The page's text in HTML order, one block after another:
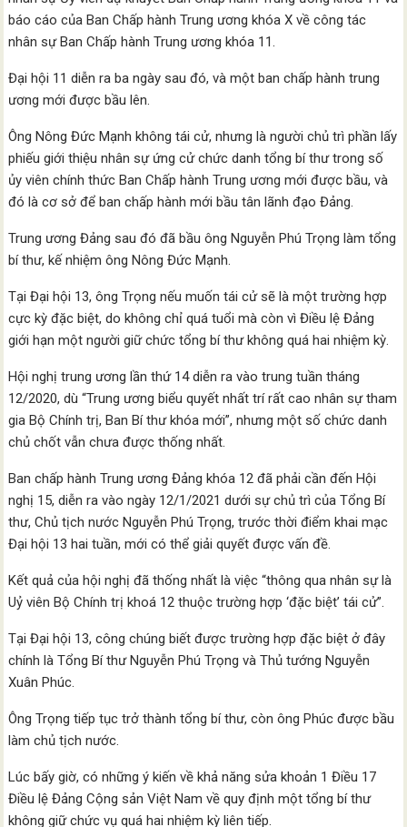
báo cáo của Ban Chấp hành Trung ương khóa X về công tác
nhân sự Ban Chấp hành Trung ương khóa 11.
Đại hội 11 diễn ra ba ngày sau đó, và một ban chấp hành trung
ương mới được bầu lên.
Ông Nông Đức Mạnh không tái cử, nhưng là người chủ trì phần lấy
phiếu giới thiệu nhân sự ứng cử chức danh tổng bí thư trong số
ủy viên chính thức Ban Chấp hành Trung ương mới được bầu, và
đó là cơ sở để ban chấp hành mới bầu tân lãnh đạo Đảng.
Trung ương Đảng sau đó đã bầu ông Nguyễn Phú Trọng làm tổng
bí thư, kế nhiệm ông Nông Đức Mạnh.
Tại Đại hội 13, ông Trọng nếu muốn tái cử sẽ là một trường hợp
cực kỳ đặc biệt, do không chỉ quá tuổi mà còn vì Điều lệ Đảng
giới hạn một người giữ chức tổng bí thư không quá hai nhiệm kỳ.
Hội nghị trung ương lần thứ 14 diễn ra vào trung tuần tháng
12/2020, dù “Trung ương biểu quyết nhất trí rất cao nhân sự tham
gia Bộ Chính trị, Ban Bí thư khóa mới”, nhưng một số chức danh
chủ chốt vẫn chưa được thống nhất.
Ban chấp hành Trung ương Đảng khóa 12 đã phải cần đến Hội
nghị 15, diễn ra vào ngày 12/1/2021 dưới sự chủ trì của Tổng Bí
thư, Chủ tịch nước Nguyễn Phú Trọng, trước thời điểm khai mạc
Đại hội 13 hai tuần, mới có thể giải quyết được vấn đề.
Kết quả của hội nghị đã thống nhất là việc “thông qua nhân sự là
Uỷ viên Bộ Chính trị khoá 12 thuộc trường hợp ‘đặc biệt’ tái cử”.
Tại Đại hội 13, công chúng biết được trường hợp đặc biệt ở đây
chính là Tổng Bí thư Nguyễn Phú Trọng và Thủ tướng Nguyễn
Xuân Phúc.
Ông Trọng tiếp tục trở thành tổng bí thư, còn ông Phúc được bầu
làm chủ tịch nước.
Lúc bấy giờ, có những ý kiến về khả năng sửa khoản 1 Điều 17
Điều lệ Đảng Cộng sản Việt Nam về quy định một tổng bí thư
không giữ chức vụ quá hai nhiệm kỳ liên tiếp.